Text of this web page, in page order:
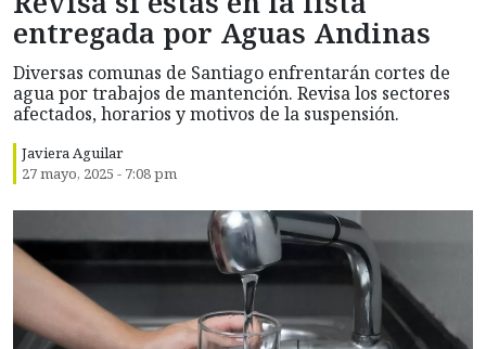
entregada por Aguas Andinas
Diversas comunas de Santiago enfrentarán cortes de
agua por trabajos de mantención. Revisa los sectores
afectados, horarios y motivos de la suspensión.
Javiera Aguilar
27 mayo, 2025 - 7:08 pm